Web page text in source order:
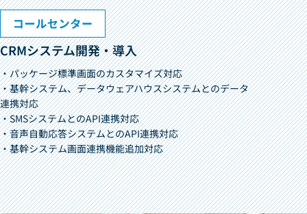
CRMシステム開発・導入
・パッケージ標準画面のカスタマイズ対応
・基幹システム、データウェアハウスシステムとのデータ
連携対応
・SMSシステムとのAPI連携対応
・音声自動応答システムとのAPI連携対応
・基幹システム画面連携機能追加対応